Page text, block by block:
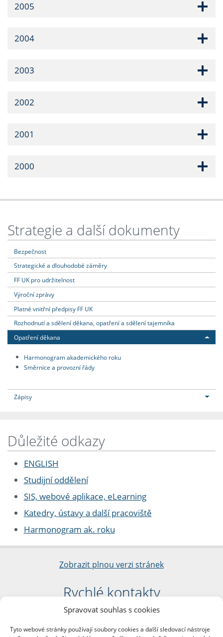
Spravovat souhlas s cookies
Tyto webové stránky používají soubory cookies a další sledovací nástroje
2005
2004
2003
2002
2001
2000
Strategie a další dokumenty
Bezpečnost
Strategické a dlouhodobé záměry
FF UK pro udržitelnost
Výroční zprávy
Platné vnitřní předpisy FF UK
Rozhodnutí a sdělení děkana, opatření a sdělení tajemníka
Opatření děkana
Harmonogram akademického roku
Směrnice a provozní řády
Zápisy
Důležité odkazy
ENGLISH
Studijní oddělení
SIS, webové aplikace, eLearning
Katedry, ústavy a další pracoviště
Harmonogram ak. roku
Zobrazit plnou verzi stránek
Rychlé kontakty
Filozofická fakulta
nám. Jana Palacha 1/2